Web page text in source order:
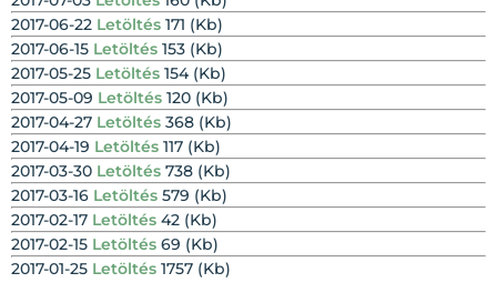
2017-06-22 Letöltés 171 (Kb)
2017-06-15 Letöltés 153 (Kb)
2017-05-25 Letöltés 154 (Kb)
2017-05-09 Letöltés 120 (Kb)
2017-04-27 Letöltés 368 (Kb)
2017-04-19 Letöltés 117 (Kb)
2017-03-30 Letöltés 738 (Kb)
2017-03-16 Letöltés 579 (Kb)
2017-02-17 Letöltés 42 (Kb)
2017-02-15 Letöltés 69 (Kb)
2017-01-25 Letöltés 1757 (Kb)